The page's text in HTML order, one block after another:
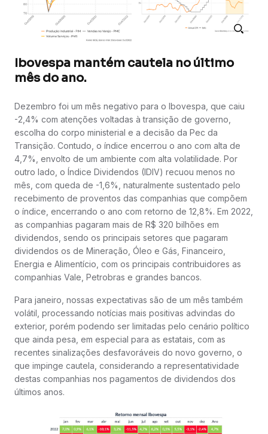
Ibovespa mantém cautela no último
mês do ano.
Dezembro foi um mês negativo para o Ibovespa, que caiu
-2,4% com atenções voltadas à transição de governo,
escolha do corpo ministerial e a decisão da Pec da
Transição. Contudo, o índice encerrou o ano com alta de
4,7%, envolto de um ambiente com alta volatilidade. Por
outro lado, o Índice Dividendos (IDIV) recuou menos no
mês, com queda de -1,6%, naturalmente sustentado pelo
recebimento de proventos das companhias que compõem
o índice, encerrando o ano com retorno de 12,8%. Em 2022,
as companhias pagaram mais de R$ 320 bilhões em
dividendos, sendo os principais setores que pagaram
dividendos os de Mineração, Óleo e Gás, Financeiro,
Energia e Alimentício, com os principais contribuidores as
companhias Vale, Petrobras e grandes bancos.
Para janeiro, nossas expectativas são de um mês também
volátil, processando notícias mais positivas advindas do
exterior, porém podendo ser limitadas pelo cenário político
que ainda pesa, em especial para as estatais, com as
recentes sinalizações desfavoráveis do novo governo, o
que impinge cautela, considerando a representatividade
destas companhias nos pagamentos de dividendos dos
últimos anos.